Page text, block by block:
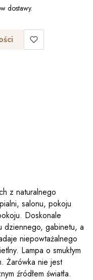
dostawy.
z naturalnego
salonu, pokoju
Doskonale
dziennego, gabinetu, a
niepowtażalnego
Lampa o smukłym
Żarówka nie jest
źródłem światła.